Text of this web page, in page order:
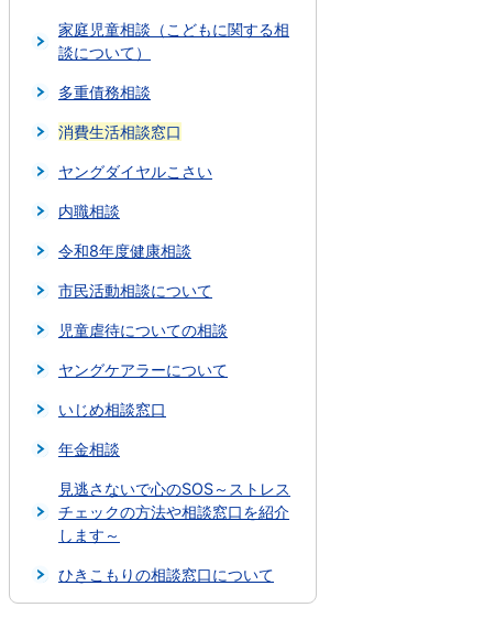
家庭児童相談（こどもに関する相
談について）
多重債務相談
消費生活相談窓口
ヤングダイヤルこさい
内職相談
令和8年度健康相談
市民活動相談について
児童虐待についての相談
ヤングケアラーについて
いじめ相談窓口
年金相談
見逃さないで心のSOS～ストレス
チェックの方法や相談窓口を紹介
します～
ひきこもりの相談窓口について